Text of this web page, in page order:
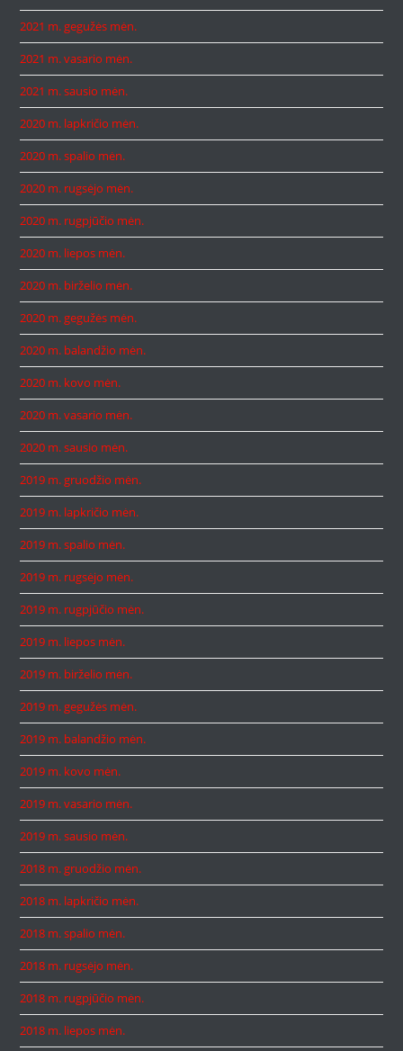
2021 m. gegužės mėn.
2021 m. vasario mėn.
2021 m. sausio mėn.
2020 m. lapkričio mėn.
2020 m. spalio mėn.
2020 m. rugsėjo mėn.
2020 m. rugpjūčio mėn.
2020 m. liepos mėn.
2020 m. birželio mėn.
2020 m. gegužės mėn.
2020 m. balandžio mėn.
2020 m. kovo mėn.
2020 m. vasario mėn.
2020 m. sausio mėn.
2019 m. gruodžio mėn.
2019 m. lapkričio mėn.
2019 m. spalio mėn.
2019 m. rugsėjo mėn.
2019 m. rugpjūčio mėn.
2019 m. liepos mėn.
2019 m. birželio mėn.
2019 m. gegužės mėn.
2019 m. balandžio mėn.
2019 m. kovo mėn.
2019 m. vasario mėn.
2019 m. sausio mėn.
2018 m. gruodžio mėn.
2018 m. lapkričio mėn.
2018 m. spalio mėn.
2018 m. rugsėjo mėn.
2018 m. rugpjūčio mėn.
2018 m. liepos mėn.